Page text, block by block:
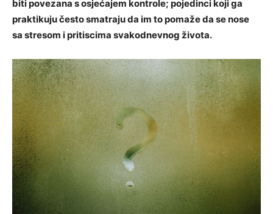
biti povezana s osjećajem kontrole; pojedinci koji ga
praktikuju često smatraju da im to pomaže da se nose
sa stresom i pritiscima svakodnevnog života.